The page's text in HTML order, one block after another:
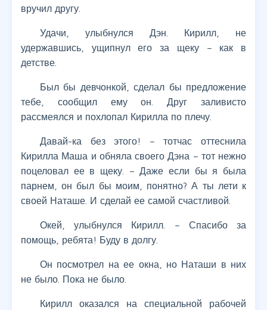
вручил другу.
Удачи, улыбнулся Дэн. Кирилл, не
удержавшись, ущипнул его за щеку – как в
детстве.
Был бы девчонкой, сделал бы предложение
тебе, сообщил ему он. Друг заливисто
рассмеялся и похлопал Кирилла по плечу.
Давай-ка без этого! – тотчас оттеснила
Кирилла Маша и обняла своего Дэна – тот нежно
поцеловал ее в щеку. – Даже если бы я была
парнем, он был бы моим, понятно? А ты лети к
своей Наташе. И сделай ее самой счастливой.
Окей, улыбнулся Кирилл. – Спасибо за
помощь, ребята! Буду в долгу.
Он посмотрел на ее окна, но Наташи в них
не было. Пока не было.
Кирилл оказался на специальной рабочей